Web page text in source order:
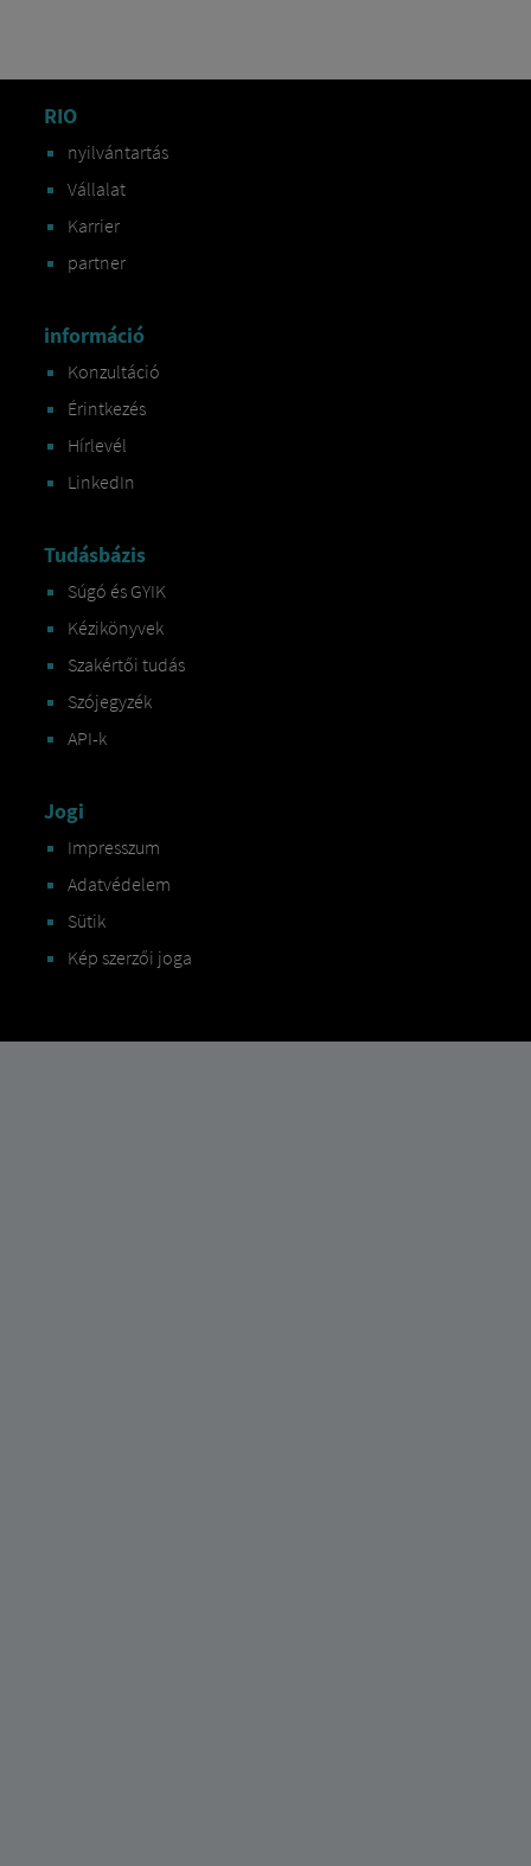
RIO
nyilvántartás
Vállalat
Karrier
partner
információ
Konzultáció
Érintkezés
Hírlevél
LinkedIn
Tudásbázis
Súgó és GYIK
Kézikönyvek
Szakértői tudás
Szójegyzék
API-k
Jogi
Impresszum
Adatvédelem
Sütik
Kép szerzői joga